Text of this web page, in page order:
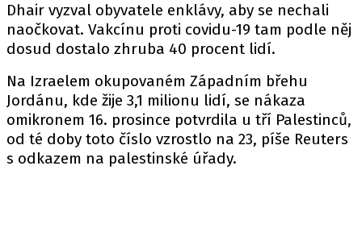
Dhair vyzval obyvatele enklávy, aby se nechali
naočkovat. Vakcínu proti covidu-19 tam podle něj
dosud dostalo zhruba 40 procent lidí.
Na Izraelem okupovaném Západním břehu
Jordánu, kde žije 3,1 milionu lidí, se nákaza
omikronem 16. prosince potvrdila u tří Palestinců,
od té doby toto číslo vzrostlo na 23, píše Reuters
s odkazem na palestinské úřady.